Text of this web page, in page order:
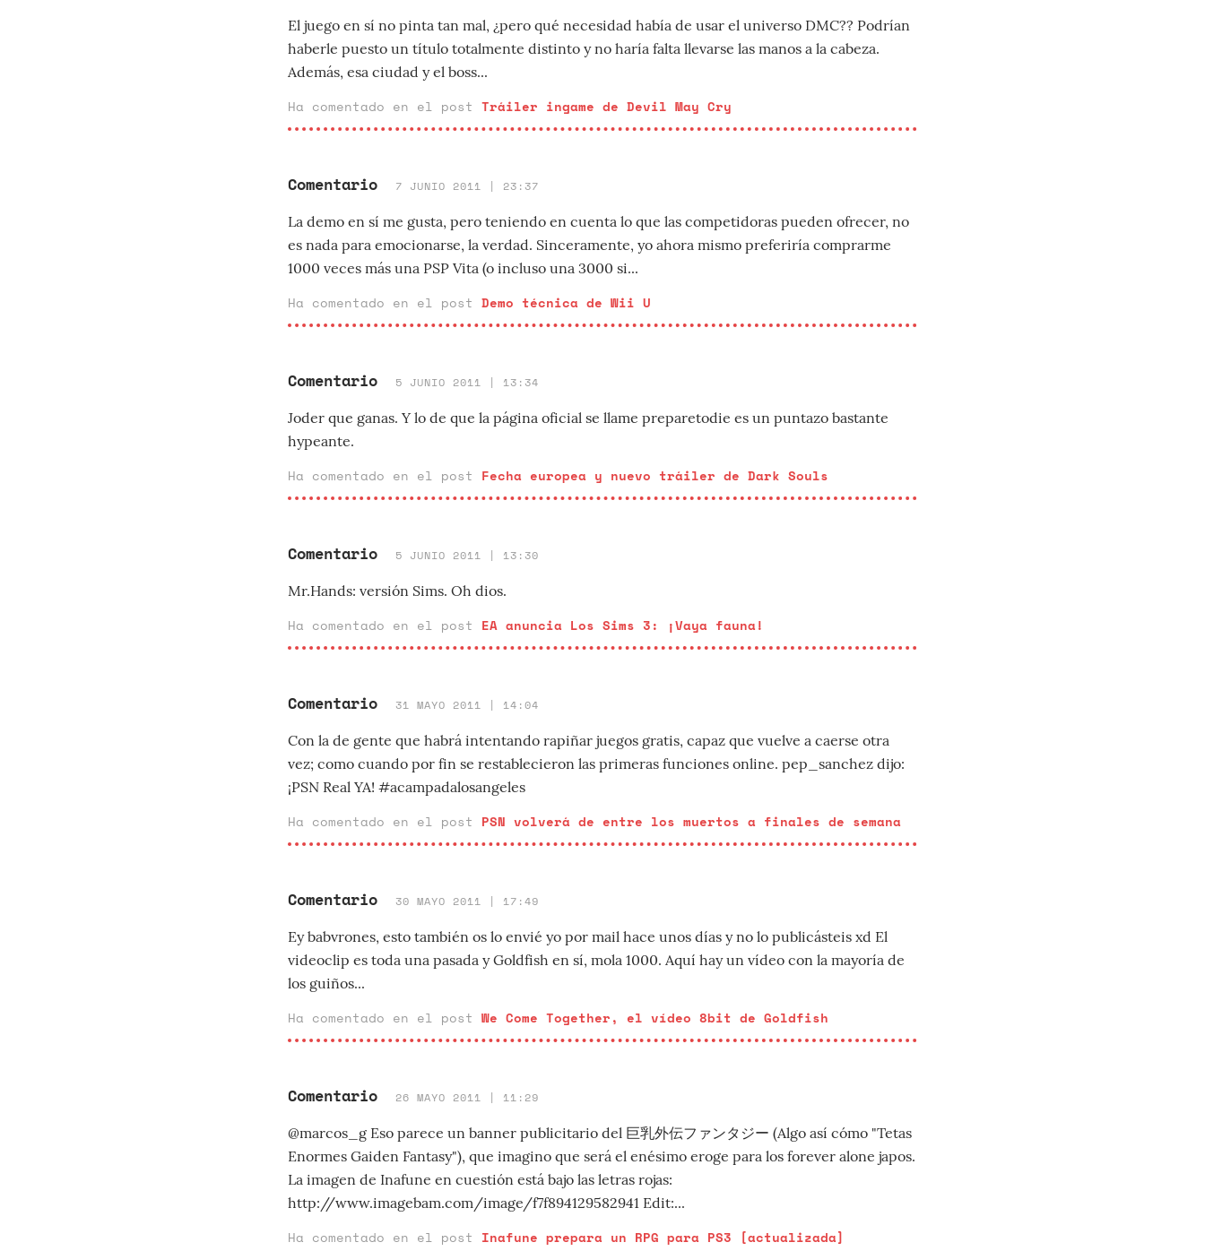
El juego en sí no pinta tan mal, ¿pero qué necesidad había de usar el universo DMC?? Podrían
haberle puesto un título totalmente distinto y no haría falta llevarse las manos a la cabeza.
Además, esa ciudad y el boss...
Ha comentado en el post Tráiler ingame de Devil May Cry
Comentario 7 JUNIO 2011 | 23:37
La demo en sí me gusta, pero teniendo en cuenta lo que las competidoras pueden ofrecer, no
es nada para emocionarse, la verdad. Sinceramente, yo ahora mismo preferiría comprarme
1000 veces más una PSP Vita (o incluso una 3000 si...
Ha comentado en el post Demo técnica de Wii U
Comentario 5 JUNIO 2011 | 13:34
Joder que ganas. Y lo de que la página oficial se llame preparetodie es un puntazo bastante
hypeante.
Ha comentado en el post Fecha europea y nuevo tráiler de Dark Souls
Comentario 5 JUNIO 2011 | 13:30
Mr.Hands: versión Sims. Oh dios.
Ha comentado en el post EA anuncia Los Sims 3: ¡Vaya fauna!
Comentario 31 MAYO 2011 | 14:04
Con la de gente que habrá intentando rapiñar juegos gratis, capaz que vuelve a caerse otra
vez; como cuando por fin se restablecieron las primeras funciones online. pep_sanchez dijo:
¡PSN Real YA! #acampadalosangeles
Ha comentado en el post PSN volverá de entre los muertos a finales de semana
Comentario 30 MAYO 2011 | 17:49
Ey babvrones, esto también os lo envié yo por mail hace unos días y no lo publicásteis xd El
videoclip es toda una pasada y Goldfish en sí, mola 1000. Aquí hay un vídeo con la mayoría de
los guiños...
Ha comentado en el post We Come Together, el vídeo 8bit de Goldfish
Comentario 26 MAYO 2011 | 11:29
@marcos_g Eso parece un banner publicitario del 巨乳外伝ファンタジー (Algo así cómo "Tetas
Enormes Gaiden Fantasy"), que imagino que será el enésimo eroge para los forever alone japos.
La imagen de Inafune en cuestión está bajo las letras rojas:
http://www.imagebam.com/image/f7f894129582941 Edit:...
Ha comentado en el post Inafune prepara un RPG para PS3 [actualizada]